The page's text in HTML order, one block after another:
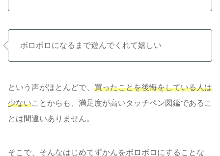
ボロボロになるまで遊んでくれて嬉しい
という声がほとんどで、 買ったことを後悔をしている人は
少ないことからも、満足度が高いタッチペン図鑑であるこ
とは間違いありません。
そこで、そんなはじめてずかんをボロボロにすることな